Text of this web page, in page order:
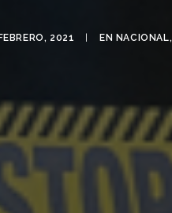
2021 EN NACIONAL,